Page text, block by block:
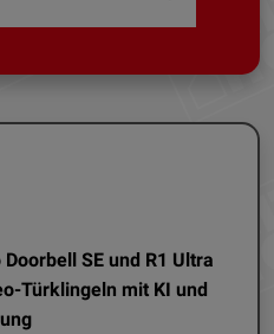
SE und R1 Ultra
Türklingeln mit KI und